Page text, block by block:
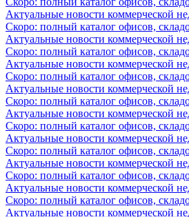
Актуальные новости коммерческой
Скоро: полный каталог офисов,
Актуальные новости коммерческой
Скоро: полный каталог офисов,
Актуальные новости коммерческой
Скоро: полный каталог офисов,
Актуальные новости коммерческой
Скоро: полный каталог офисов,
Актуальные новости коммерческой
Скоро: полный каталог офисов,
Актуальные новости коммерческой
Скоро: полный каталог офисов,
Актуальные новости коммерческой
Скоро: полный каталог офисов,
Актуальные новости коммерческой
Скоро: полный каталог офисов,
Актуальные новости коммерческой